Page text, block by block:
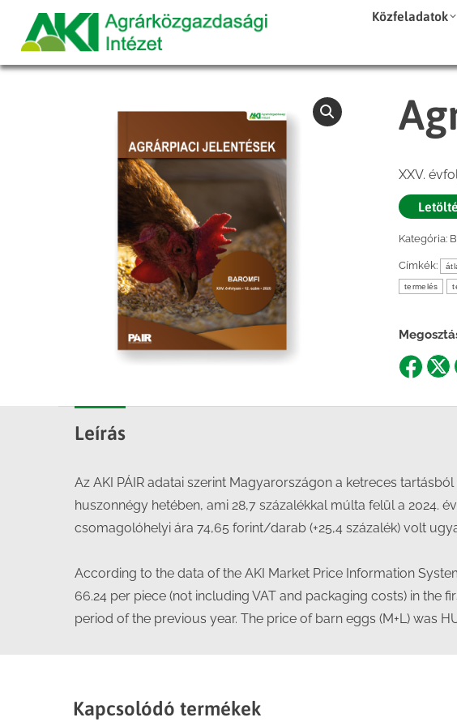
Közfeladatok
XXV.
Kategória:
Címkék:
termelés
Share
Leírás
Az AKI PÁIR adatai szerint Magyarországon a ketreces
huszonnégy hetében, ami 28,7 százalékkal múlta felül a 2024.
csomagolóhelyi ára 74,65 forint/darab (+25,4 százalék) volt
According to the data of the AKI Market Price Information
66.24 per piece (not including VAT and packaging costs) in the
period of the previous year. The price of barn eggs (M+L) was
Kapcsolódó termékek